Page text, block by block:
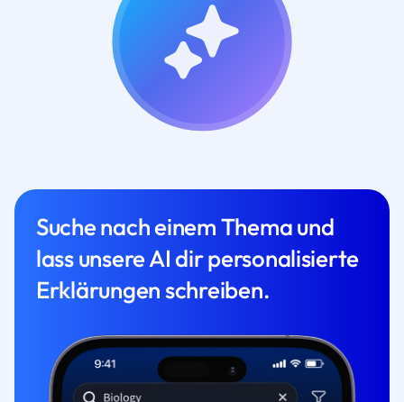
Suche nach einem Thema und
lass unsere AI dir personalisierte
Erklärungen schreiben.